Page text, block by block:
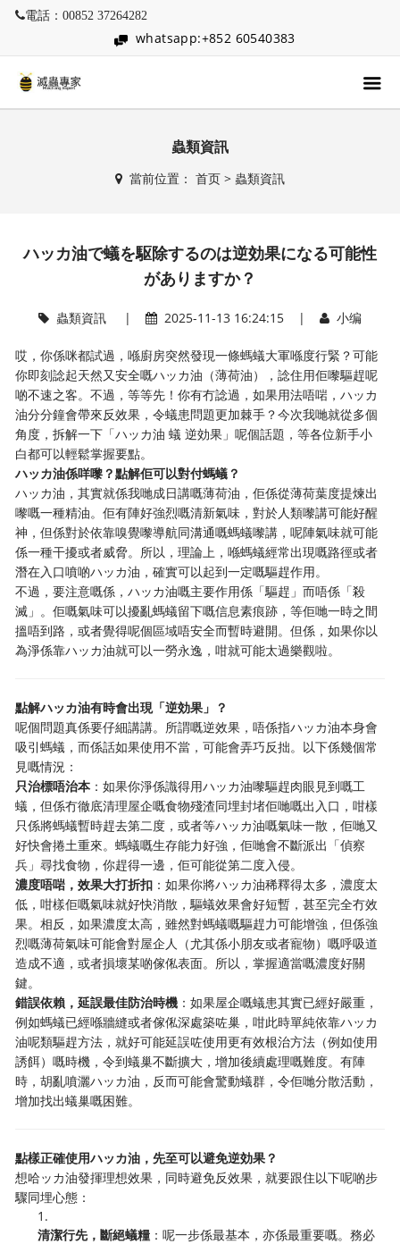
電話：00852 37264282
whatsapp:+852 60540383
蟲類資訊
當前位置： 首页> 蟲類資訊
ハッカ油で蟻を駆除するのは逆効果になる可能性
がありますか？
蟲類資訊| 2025-11-13 16:24:15 | 小编
哎，你係咪都試過，喺廚房突然發現一條螞蟻大軍喺度行緊？可能
你即刻諗起天然又安全嘅ハッカ油（薄荷油），諗住用佢嚟驅趕呢
啲不速之客。不過，等等先！你有冇諗過，如果用法唔啱，ハッカ
油分分鐘會帶來反效果，令蟻患問題更加棘手？今次我哋就從多個
角度，拆解一下「ハッカ油 蟻 逆効果」呢個話題，等各位新手小
白都可以輕鬆掌握要點。
ハッカ油係咩嚟？點解佢可以對付螞蟻？
ハッカ油，其實就係我哋成日講嘅薄荷油，佢係從薄荷葉度提煉出
嚟嘅一種精油。佢有陣好強烈嘅清新氣味，對於人類嚟講可能好醒
神，但係對於依靠嗅覺嚟導航同溝通嘅螞蟻嚟講，呢陣氣味就可能
係一種干擾或者威脅。所以，理論上，喺螞蟻經常出現嘅路徑或者
潛在入口噴啲ハッカ油，確實可以起到一定嘅驅趕作用。
不過，要注意嘅係，ハッカ油嘅主要作用係「驅趕」而唔係「殺
滅」。佢嘅氣味可以擾亂螞蟻留下嘅信息素痕跡，等佢哋一時之間
搵唔到路，或者覺得呢個區域唔安全而暫時避開。但係，如果你以
為淨係靠ハッカ油就可以一勞永逸，咁就可能太過樂觀啦。
點解ハッカ油有時會出現「逆効果」？
呢個問題真係要仔細講講。所謂嘅逆效果，唔係指ハッカ油本身會
吸引螞蟻，而係話如果使用不當，可能會弄巧反拙。以下係幾個常
見嘅情況：
只治標唔治本 ：如果你淨係識得用ハッカ油嚟驅趕肉眼見到嘅工
蟻，但係冇徹底清理屋企嘅食物殘渣同埋封堵佢哋嘅出入口，咁樣
只係將螞蟻暫時趕去第二度，或者等ハッカ油嘅氣味一散，佢哋又
好快會捲土重來。螞蟻嘅生存能力好強，佢哋會不斷派出「偵察
兵」尋找食物，你趕得一邊，佢可能從第二度入侵。
濃度唔啱，效果大打折扣 ：如果你將ハッカ油稀釋得太多，濃度太
低，咁樣佢嘅氣味就好快消散，驅蟻效果會好短暫，甚至完全冇效
果。相反，如果濃度太高，雖然對螞蟻嘅驅趕力可能增強，但係強
烈嘅薄荷氣味可能會對屋企人（尤其係小朋友或者寵物）嘅呼吸道
造成不適，或者損壞某啲傢俬表面。所以，掌握適當嘅濃度好關
鍵。
錯誤依賴，延誤最佳防治時機 ：如果屋企嘅蟻患其實已經好嚴重，
例如螞蟻已經喺牆縫或者傢俬深處築咗巢，咁此時單純依靠ハッカ
油呢類驅趕方法，就好可能延誤咗使用更有效根治方法（例如使用
誘餌）嘅時機，令到蟻巢不斷擴大，增加後續處理嘅難度。有陣
時，胡亂噴灑ハッカ油，反而可能會驚動蟻群，令佢哋分散活動，
增加找出蟻巢嘅困難。
點樣正確使用ハッカ油，先至可以避免逆効果？
想哈ッカ油發揮理想效果，同時避免反效果，就要跟住以下呢啲步
驟同埋心態：
1.
清潔行先，斷絕蟻糧 ：呢一步係最基本，亦係最重要嘅。務必